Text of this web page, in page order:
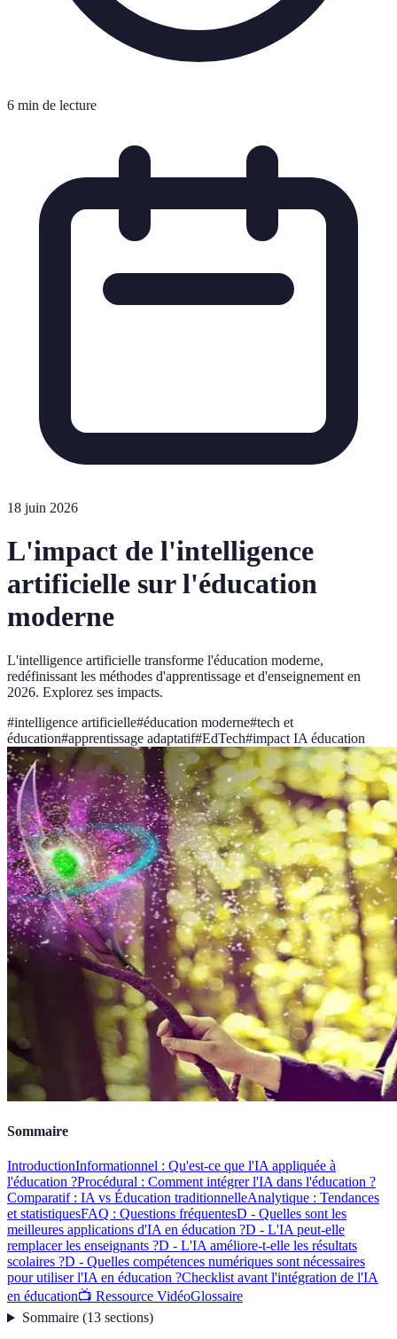
6 min de lecture
18 juin 2026
L'impact de l'intelligence
artificielle sur l'éducation
moderne
L'intelligence artificielle transforme l'éducation moderne,
redéfinissant les méthodes d'apprentissage et d'enseignement en
2026. Explorez ses impacts.
#intelligence artificielle#éducation moderne#tech et
éducation#apprentissage adaptatif#EdTech#impact IA éducation
Sommaire
IntroductionInformationnel : Qu'est-ce que l'IA appliquée à
l'éducation ?Procédural : Comment intégrer l'IA dans l'éducation ?
Comparatif : IA vs Éducation traditionnelleAnalytique : Tendances
et statistiquesFAQ : Questions fréquentesD - Quelles sont les
meilleures applications d'IA en éducation ?D - L'IA peut-elle
remplacer les enseignants ?D - L'IA améliore-t-elle les résultats
scolaires ?D - Quelles compétences numériques sont nécessaires
pour utiliser l'IA en éducation ?Checklist avant l'intégration de l'IA
en éducation📺 Ressource VidéoGlossaire
Sommaire(13 sections)